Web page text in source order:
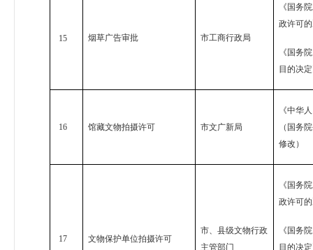
15 烟草广告审批 市工商行政局
《国务
政许可
《国务
目的决
16 馆藏文物拍摄许可 市文广新局
《中华
（国务
修改）
17 文物保护单位拍摄许可
市、县级文物行政
主管部门
《国务
政许可
《国务
目的决